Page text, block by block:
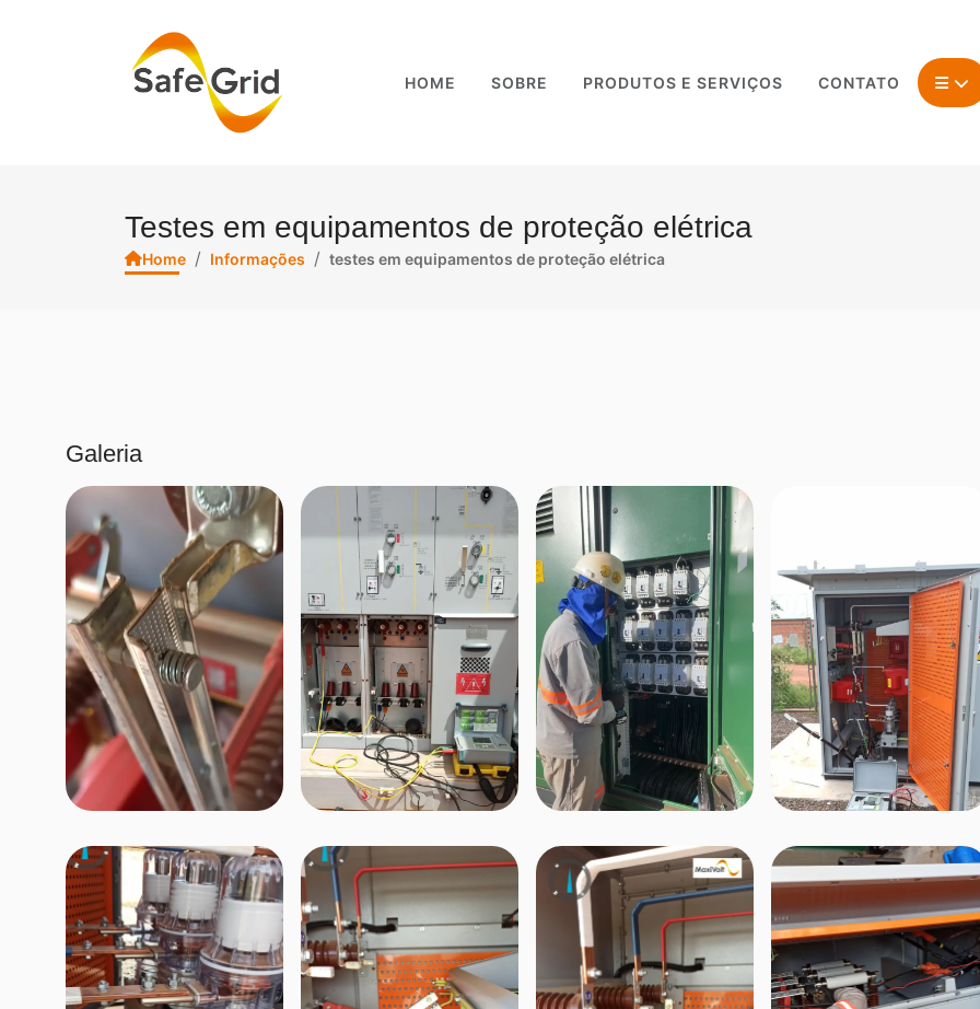
HOME SOBRE PRODUTOS E SERVIÇOS CONTATO
Testes em equipamentos de proteção elétrica
Home / Informações / testes em equipamentos de proteção elétrica
Galeria